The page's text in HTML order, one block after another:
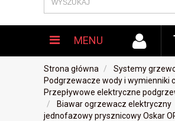
MENU
Strona główna
Systemy
Podgrzewacze wody i wymienniki
Przepływowe elektryczne
Biawar ogrzewacz elektryczny
jednofazowy prysznicowy Oskar